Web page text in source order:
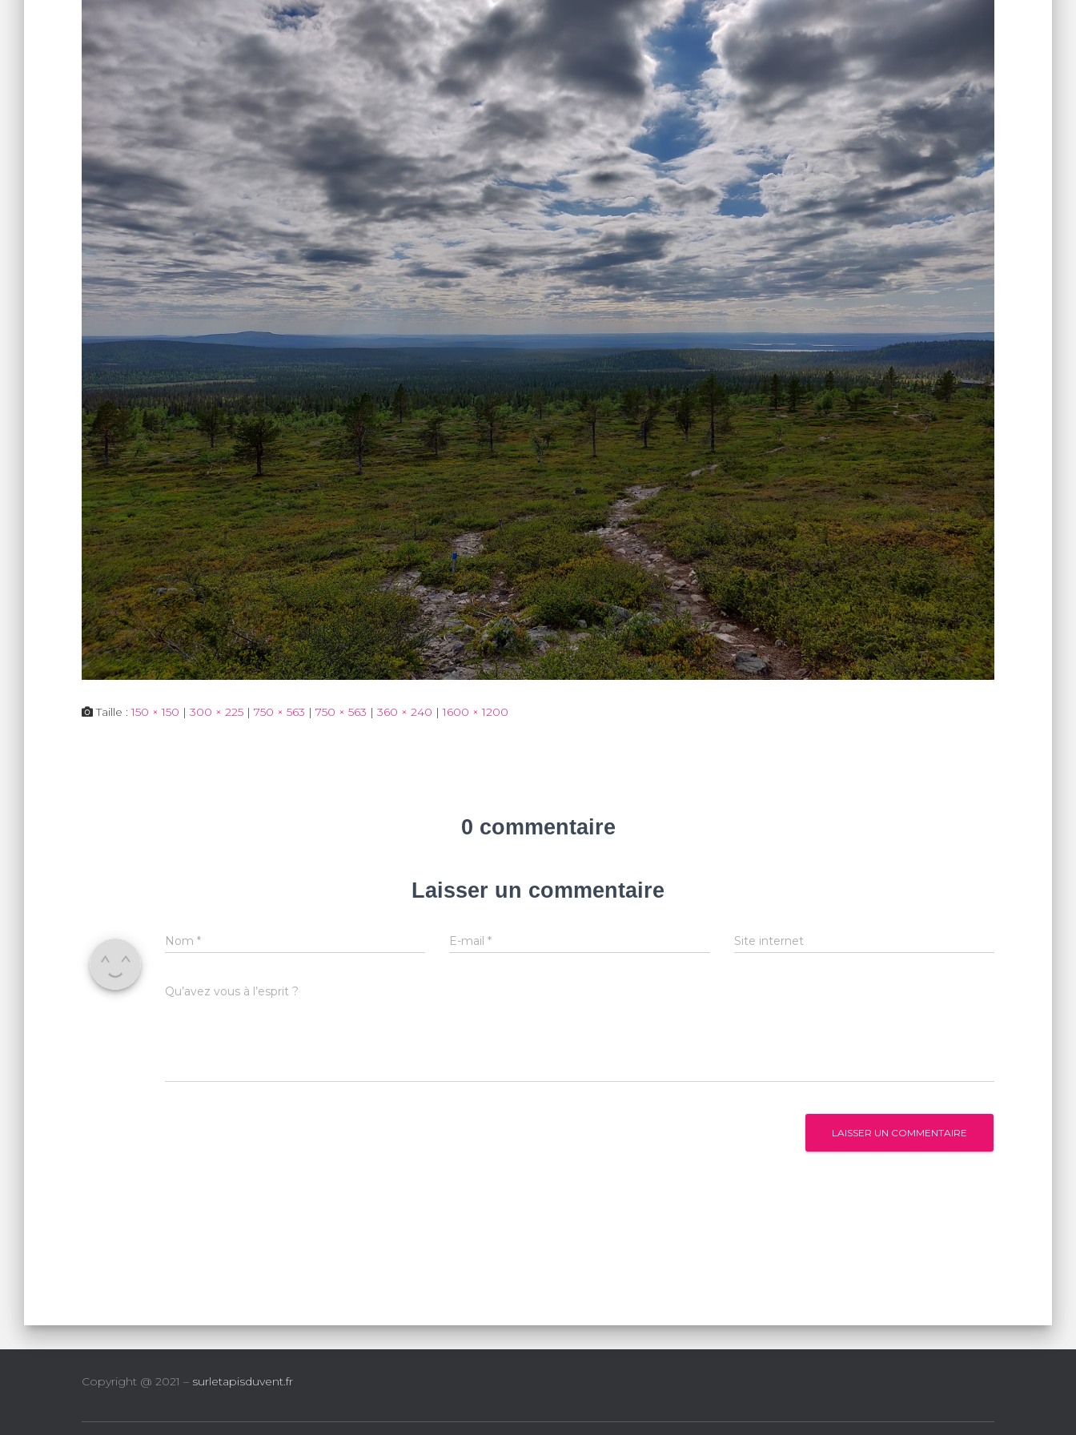
Taille :150 × 150 | 300 × 225 | 750 × 563 | 750 × 563 | 360 × 240 | 1600 × 1200
0 commentaire
Laisser un commentaire
Nom * E-mail* Site internet
Qu’avez vous à l’esprit ?
Copyright @ 2021 – surletapisduvent.fr